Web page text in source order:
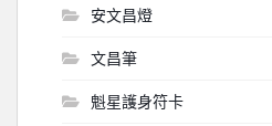
安文昌燈
文昌筆
魁星護身符卡